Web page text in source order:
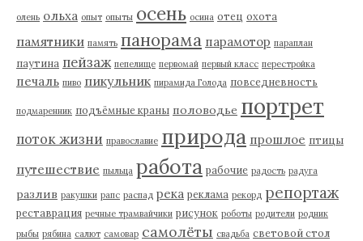
олень ольха опыт опыты осень осина отец охота
памятники память панорама парамотор параплан
паутина пейзаж пепелище первомай первый класс перестройка
печаль пиво пикульник пирамида Голода повседневность
подмаренник подъёмные краны половодье портрет
поток жизни православие природа прошлое птицы
путешествие пыльца работа рабочие радость радуга
разлив ракушки рапс распад река реклама рекорд репортаж
реставрация речные трамвайчики рисунок роботы родители родник
рыбы рябина салют самовар самолёты свадьба световой стол